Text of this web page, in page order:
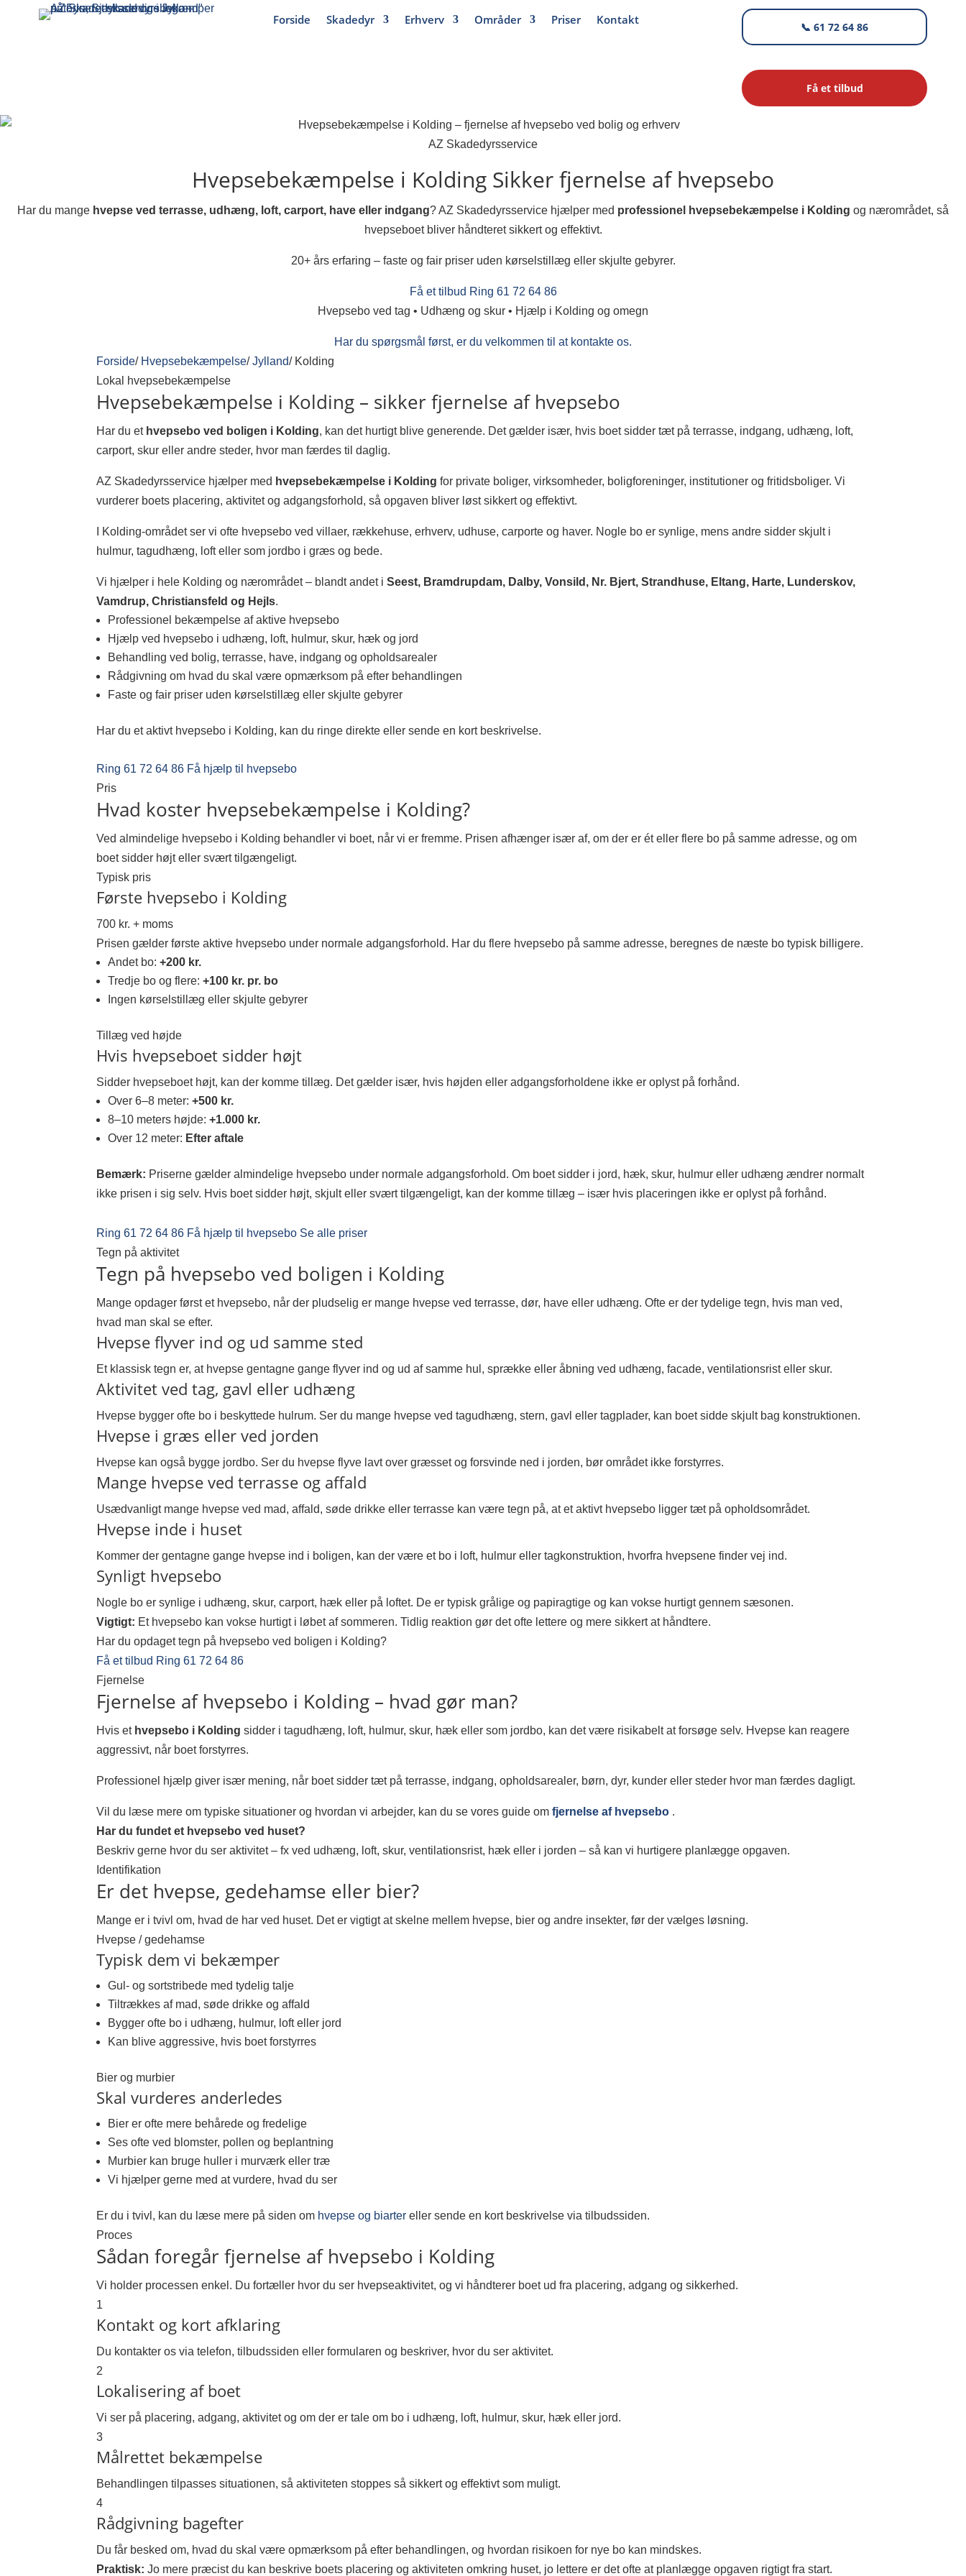
Forside Skadedyr Erhverv Områder Priser Kontakt
📞 61 72 64 86
Få et tilbud
AZ Skadedyrsservice
Hvepsebekæmpelse i Kolding Sikker fjernelse af hvepsebo
Har du mange hvepse ved terrasse, udhæng, loft, carport, have eller indgang? AZ Skadedyrsservice hjælper med professionel hvepsebekæmpelse i Kolding og nærområdet, så
hvepseboet bliver håndteret sikkert og effektivt.
20+ års erfaring – faste og fair priser uden kørselstillæg eller skjulte gebyrer.
Få et tilbud Ring 61 72 64 86
Hvepsebo ved tag • Udhæng og skur • Hjælp i Kolding og omegn
Har du spørgsmål først, er du velkommen til at kontakte os.
Forside/ Hvepsebekæmpelse/ Jylland/ Kolding
Lokal hvepsebekæmpelse
Hvepsebekæmpelse i Kolding – sikker fjernelse af hvepsebo
Har du et hvepsebo ved boligen i Kolding, kan det hurtigt blive generende. Det gælder især, hvis boet sidder tæt på terrasse, indgang, udhæng, loft,
carport, skur eller andre steder, hvor man færdes til daglig.
AZ Skadedyrsservice hjælper med hvepsebekæmpelse i Kolding for private boliger, virksomheder, boligforeninger, institutioner og fritidsboliger. Vi
vurderer boets placering, aktivitet og adgangsforhold, så opgaven bliver løst sikkert og effektivt.
I Kolding-området ser vi ofte hvepsebo ved villaer, rækkehuse, erhverv, udhuse, carporte og haver. Nogle bo er synlige, mens andre sidder skjult i
hulmur, tagudhæng, loft eller som jordbo i græs og bede.
Vi hjælper i hele Kolding og nærområdet – blandt andet iSeest, Bramdrupdam, Dalby, Vonsild, Nr. Bjert, Strandhuse, Eltang, Harte, Lunderskov,
Vamdrup, Christiansfeld og Hejls.
Professionel bekæmpelse af aktive hvepsebo
Hjælp ved hvepsebo i udhæng, loft, hulmur, skur, hæk og jord
Behandling ved bolig, terrasse, have, indgang og opholdsarealer
Rådgivning om hvad du skal være opmærksom på efter behandlingen
Faste og fair priser uden kørselstillæg eller skjulte gebyrer
Har du et aktivt hvepsebo i Kolding, kan du ringe direkte eller sende en kort beskrivelse.
Ring 61 72 64 86 Få hjælp til hvepsebo
Pris
Hvad koster hvepsebekæmpelse i Kolding?
Ved almindelige hvepsebo i Kolding behandler vi boet, når vi er fremme. Prisen afhænger især af, om der er ét eller flere bo på samme adresse, og om
boet sidder højt eller svært tilgængeligt.
Typisk pris
Første hvepsebo i Kolding
700 kr. + moms
Prisen gælder første aktive hvepsebo under normale adgangsforhold. Har du flere hvepsebo på samme adresse, beregnes de næste bo typisk billigere.
Andet bo:+200 kr.
Tredje bo og flere:+100 kr. pr. bo
Ingen kørselstillæg eller skjulte gebyrer
Tillæg ved højde
Hvis hvepseboet sidder højt
Sidder hvepseboet højt, kan der komme tillæg. Det gælder især, hvis højden eller adgangsforholdene ikke er oplyst på forhånd.
Over 6–8 meter:+500 kr.
8–10 meters højde:+1.000 kr.
Over 12 meter: Efter aftale
Bemærk: Priserne gælder almindelige hvepsebo under normale adgangsforhold. Om boet sidder i jord, hæk, skur, hulmur eller udhæng ændrer normalt
ikke prisen i sig selv. Hvis boet sidder højt, skjult eller svært tilgængeligt, kan der komme tillæg – især hvis placeringen ikke er oplyst på forhånd.
Ring 61 72 64 86 Få hjælp til hvepsebo Se alle priser
Tegn på aktivitet
Tegn på hvepsebo ved boligen i Kolding
Mange opdager først et hvepsebo, når der pludselig er mange hvepse ved terrasse, dør, have eller udhæng. Ofte er der tydelige tegn, hvis man ved,
hvad man skal se efter.
Hvepse flyver ind og ud samme sted
Et klassisk tegn er, at hvepse gentagne gange flyver ind og ud af samme hul, sprække eller åbning ved udhæng, facade, ventilationsrist eller skur.
Aktivitet ved tag, gavl eller udhæng
Hvepse bygger ofte bo i beskyttede hulrum. Ser du mange hvepse ved tagudhæng, stern, gavl eller tagplader, kan boet sidde skjult bag konstruktionen.
Hvepse i græs eller ved jorden
Hvepse kan også bygge jordbo. Ser du hvepse flyve lavt over græsset og forsvinde ned i jorden, bør området ikke forstyrres.
Mange hvepse ved terrasse og affald
Usædvanligt mange hvepse ved mad, affald, søde drikke eller terrasse kan være tegn på, at et aktivt hvepsebo ligger tæt på opholdsområdet.
Hvepse inde i huset
Kommer der gentagne gange hvepse ind i boligen, kan der være et bo i loft, hulmur eller tagkonstruktion, hvorfra hvepsene finder vej ind.
Synligt hvepsebo
Nogle bo er synlige i udhæng, skur, carport, hæk eller på loftet. De er typisk grålige og papiragtige og kan vokse hurtigt gennem sæsonen.
Vigtigt: Et hvepsebo kan vokse hurtigt i løbet af sommeren. Tidlig reaktion gør det ofte lettere og mere sikkert at håndtere.
Har du opdaget tegn på hvepsebo ved boligen i Kolding?
Få et tilbud Ring 61 72 64 86
Fjernelse
Fjernelse af hvepsebo i Kolding – hvad gør man?
Hvis et hvepsebo i Kolding sidder i tagudhæng, loft, hulmur, skur, hæk eller som jordbo, kan det være risikabelt at forsøge selv. Hvepse kan reagere
aggressivt, når boet forstyrres.
Professionel hjælp giver især mening, når boet sidder tæt på terrasse, indgang, opholdsarealer, børn, dyr, kunder eller steder hvor man færdes dagligt.
Vil du læse mere om typiske situationer og hvordan vi arbejder, kan du se vores guide omfjernelse af hvepsebo .
Har du fundet et hvepsebo ved huset?
Beskriv gerne hvor du ser aktivitet – fx ved udhæng, loft, skur, ventilationsrist, hæk eller i jorden – så kan vi hurtigere planlægge opgaven.
Identifikation
Er det hvepse, gedehamse eller bier?
Mange er i tvivl om, hvad de har ved huset. Det er vigtigt at skelne mellem hvepse, bier og andre insekter, før der vælges løsning.
Hvepse / gedehamse
Typisk dem vi bekæmper
Gul- og sortstribede med tydelig talje
Tiltrækkes af mad, søde drikke og affald
Bygger ofte bo i udhæng, hulmur, loft eller jord
Kan blive aggressive, hvis boet forstyrres
Bier og murbier
Skal vurderes anderledes
Bier er ofte mere behårede og fredelige
Ses ofte ved blomster, pollen og beplantning
Murbier kan bruge huller i murværk eller træ
Vi hjælper gerne med at vurdere, hvad du ser
Er du i tvivl, kan du læse mere på siden om hvepse og biarter eller sende en kort beskrivelse via tilbudssiden.
Proces
Sådan foregår fjernelse af hvepsebo i Kolding
Vi holder processen enkel. Du fortæller hvor du ser hvepseaktivitet, og vi håndterer boet ud fra placering, adgang og sikkerhed.
1
Kontakt og kort afklaring
Du kontakter os via telefon, tilbudssiden eller formularen og beskriver, hvor du ser aktivitet.
2
Lokalisering af boet
Vi ser på placering, adgang, aktivitet og om der er tale om bo i udhæng, loft, hulmur, skur, hæk eller jord.
3
Målrettet bekæmpelse
Behandlingen tilpasses situationen, så aktiviteten stoppes så sikkert og effektivt som muligt.
4
Rådgivning bagefter
Du får besked om, hvad du skal være opmærksom på efter behandlingen, og hvordan risikoen for nye bo kan mindskes.
Praktisk: Jo mere præcist du kan beskrive boets placering og aktiviteten omkring huset, jo lettere er det ofte at planlægge opgaven rigtigt fra start.